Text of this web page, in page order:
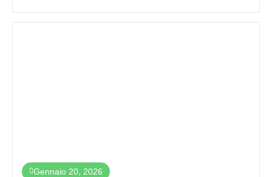
Gennaio 20, 2026